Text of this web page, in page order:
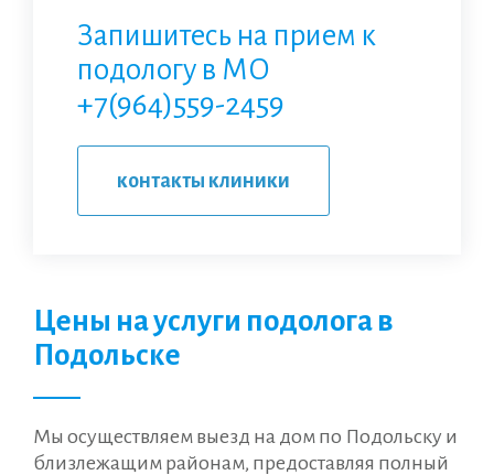
Запишитесь на прием к
подологу в МО
+7(964)559-2459
контакты клиники
Цены на услуги подолога в
Подольске
Мы осуществляем выезд на дом по Подольску и
близлежащим районам, предоставляя полный